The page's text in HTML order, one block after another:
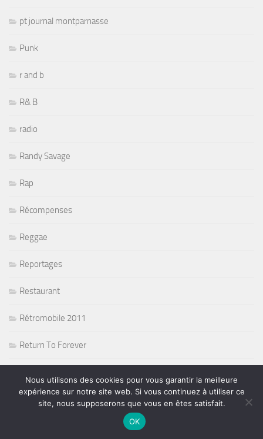
pt journal montparnasse
Punk
r and b
R& B
radio
Randy Savage
Rap
Récompenses
Reggae
Reportages
Restaurant
Rétromobile 2011
Return To Forever
Ringo Starr and his all band
Nous utilisons des cookies pour vous garantir la meilleure
expérience sur notre site web. Si vous continuez à utiliser ce
site, nous supposerons que vous en êtes satisfait.
OK